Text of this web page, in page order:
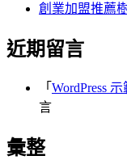
創業加盟推薦
近期留言
「 WordPress
言
彙整